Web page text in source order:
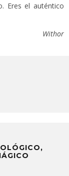
Eres el auténtico
Withor